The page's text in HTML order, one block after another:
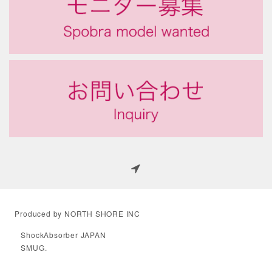
Produced by NORTH SHORE INC
ShockAbsorber JAPAN
SMUG.